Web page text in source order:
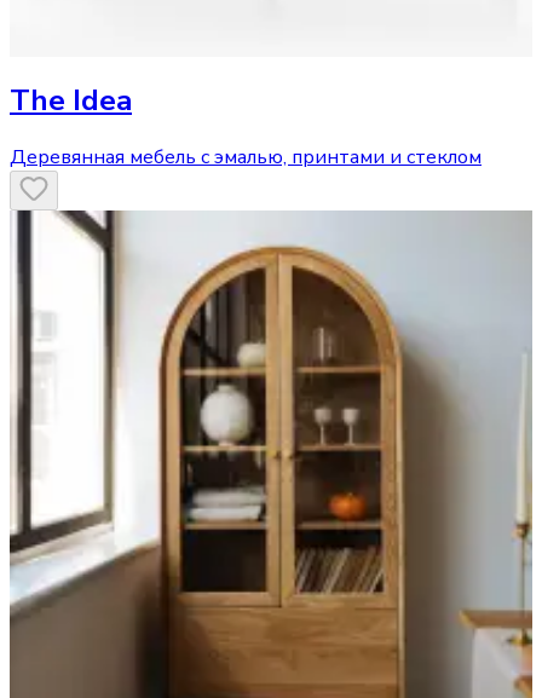
The Idea
Деревянная мебель с эмалью, принтами и стеклом